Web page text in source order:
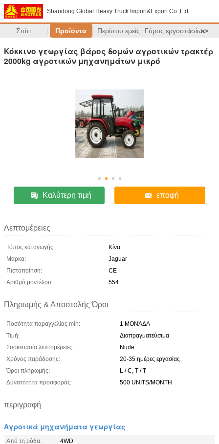
Shandong Global Heavy Truck Import&Export Co.,Ltd
Σπίτι Προϊόντα Περίπου εμείς Γύρος εργοστασίων
>>
Κόκκινο γεωργίας βάρος δομών αγροτικών τρακτέρ
2000kg αγροτικών μηχανημάτων μικρό
Καλύτερη τιμή επαφή
Λεπτομέρειες
Τόπος καταγωγής:
Κίνα
Μάρκα:
Jaguar
Πιστοποίηση:
CE
Αριθμό μοντέλου:
554
Πληρωμής & Αποστολής Όροι
Ποσότητα παραγγελίας min:
1 ΜΟΝΆΔΑ
Τιμή:
Διαπραγματεύσιμα
Συσκευασία λεπτομέρειες:
Nude.
Χρόνος παράδοσης:
20-35 ημέρες εργασίας
Όροι πληρωμής:
L / C, T / T
Δυνατότητα προσφοράς:
500 UNITS/MONTH
περιγραφή
Αγροτικά μηχανήματα γεωργίας
Από τη ρόδα:
4WD